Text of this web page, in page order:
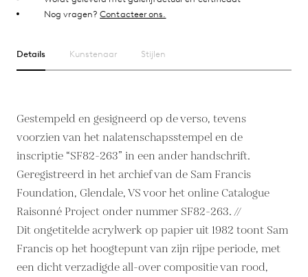
Nog vragen?Contacteer ons.
Details Kunstenaar Stijlen
Gestempeld en gesigneerd op de verso, tevens
voorzien van het nalatenschapsstempel en de
inscriptie “SF82-263” in een ander handschrift.
Geregistreerd in het archief van de Sam Francis
Foundation, Glendale, VS voor het online Catalogue
Raisonné Project onder nummer SF82-263. //
Dit ongetitelde acrylwerk op papier uit 1982 toont Sam
Francis op het hoogtepunt van zijn rijpe periode, met
een dicht verzadigde all-over compositie van rood,